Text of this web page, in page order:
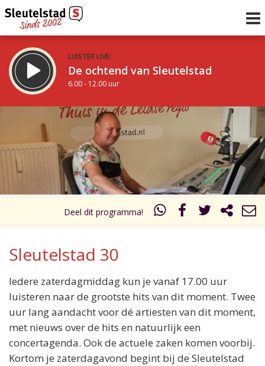
LUISTER LIVE:
De ochtend van Sleutelstad
6.00 - 12.00 uur
De middag van Sleutelstad
12.00 - 18.00 uur
Vorig uur
uur 1 van 0 Volgend uur
Inklappen
Deel dit programma!
Sleutelstad 30
Iedere zaterdagmiddag kun je vanaf 17.00 uur
luisteren naar de grootste hits van dit moment. Twee
uur lang aandacht voor dé artiesten van dit moment,
met nieuws over de hits en natuurlijk een
concertagenda. Ook de actuele zaken komen voorbij.
Kortom je zaterdagavond begint bij de Sleutelstad